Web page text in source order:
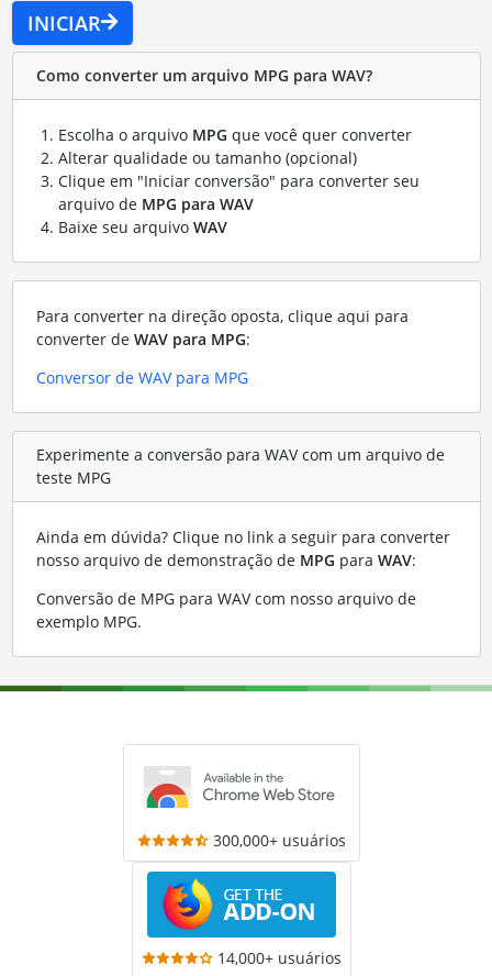
INICIAR
Como converter um arquivo MPG para WAV?
Escolha o arquivo MPG que você quer converter
Alterar qualidade ou tamanho (opcional)
Clique em "Iniciar conversão" para converter seu
arquivo de MPG para WAV
Baixe seu arquivo WAV
Para converter na direção oposta, clique aqui para
converter de WAV para MPG:
Conversor de WAV para MPG
Experimente a conversão para WAV com um arquivo de
teste MPG
Ainda em dúvida? Clique no link a seguir para converter
nosso arquivo de demonstração de MPG para WAV:
Conversão de MPG para WAV com nosso arquivo de
exemplo MPG.
300,000+ usuários
14,000+ usuários